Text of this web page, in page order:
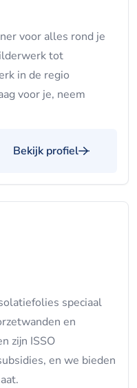
voor alles rond je
tot
in de regio
voor je, neem
Bekijk profiel
speciaal
en
zijn ISSO
en we bieden